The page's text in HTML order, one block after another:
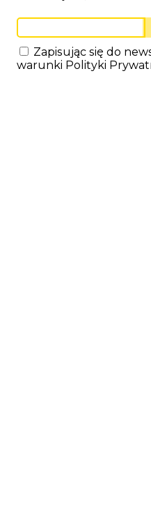
Zapisując się do
warunki Polityki